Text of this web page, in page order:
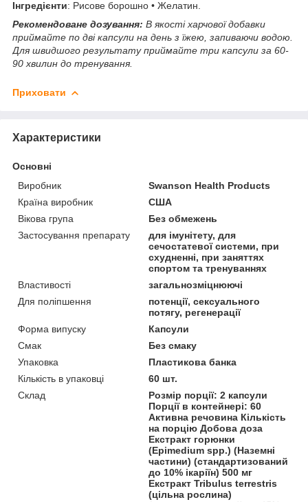
Інгредієнти: Рисове борошно • Желатин.
Рекомендоване дозування: В якості харчової добавки
приймайте по дві капсули на день з їжею, запиваючи водою.
Для швидшого результату приймайте три капсули за 60-
90 хвилин до тренування.
Приховати
Характеристики
Основні
Виробник
Swanson Health Products
Країна виробник
США
Вікова група
Без обмежень
Застосування препарату
для імунітету, для
сечостатевої системи, при
схудненні, при заняттях
спортом та тренуваннях
Властивості
загальнозміцнюючі
Для поліпшення
потенції, сексуального
потягу, регенерації
Форма випуску
Капсули
Смак
Без смаку
Упаковка
Пластикова банка
Кількість в упаковці
60 шт.
Склад
Розмір порції: 2 капсули
Порції в контейнері: 60
Активна речовина Кількість
на порцію Добова доза
Екстракт горюнки
(Epimedium spp.) (Наземні
частини) (стандартизований
до 10% ікаріїн) 500 мг
Екстракт Tribulus terrestris
(цільна рослина)